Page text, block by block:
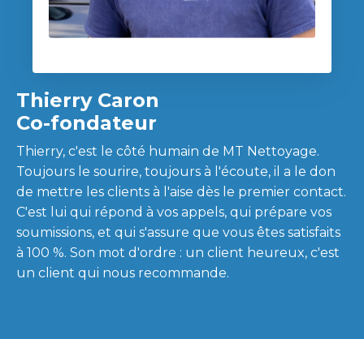
Thierry Caron
Co-fondateur
Thierry, c'est le côté humain de MT Nettoyage.
Toujours le sourire, toujours à l'écoute, il a le don
de mettre les clients à l'aise dès le premier contact.
C'est lui qui répond à vos appels, qui prépare vos
soumissions, et qui s'assure que vous êtes satisfaits
à 100 %. Son mot d'ordre : un client heureux, c'est
un client qui nous recommande.